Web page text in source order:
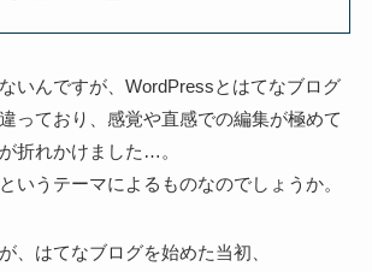
いんですが、WordPressとはてなブログ
っており、感覚や直感での編集が極めて
折れかけました…。
いうテーマによるものなのでしょうか。
、はてなブログを始めた当初、